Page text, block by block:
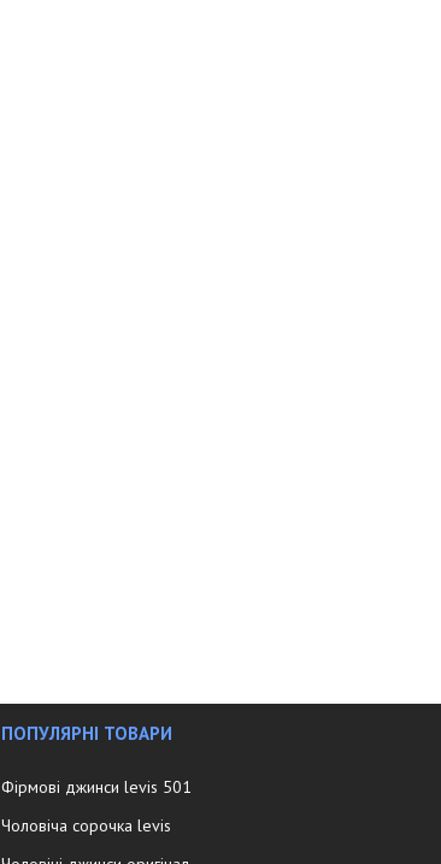
ПОПУЛЯРНІ ТОВАРИ
Фірмові джинси levis 501
Чоловіча сорочка levis